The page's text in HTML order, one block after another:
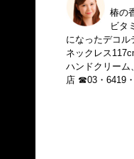
椿の
ビタ
になったデコル
ネックレス
ハンドクリーム
店 ☎03・6419